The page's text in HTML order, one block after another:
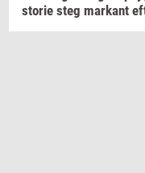
sto­rie steg mar­kant